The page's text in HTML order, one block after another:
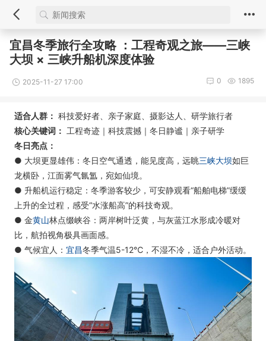
宜昌冬季旅行全攻略 ：工程奇观之旅——三峡
大坝 × 三峡升船机深度体验
2025-11-27 17:00 1895
0
适合人群： 科技爱好者、亲子家庭、摄影达人、研学旅行者
核心关键词： 工程奇迹｜科技震撼｜冬日静谧｜亲子研学
冬日亮点：
● 大坝更显雄伟：冬日空气通透，能见度高，远眺三峡大坝如巨
龙横卧，江面雾气氤氲，宛如仙境。
● 升船机运行稳定：冬季游客较少，可安静观看“船舶电梯”缓缓
上升的全过程，感受“水涨船高”的科技奇观。
● 金黄山林点缀峡谷：两岸树叶泛黄，与灰蓝江水形成冷暖对
比，航拍视角极具画面感。
● 气候宜人： 宜昌冬季气温5-12℃，不湿不冷，适合户外活动。